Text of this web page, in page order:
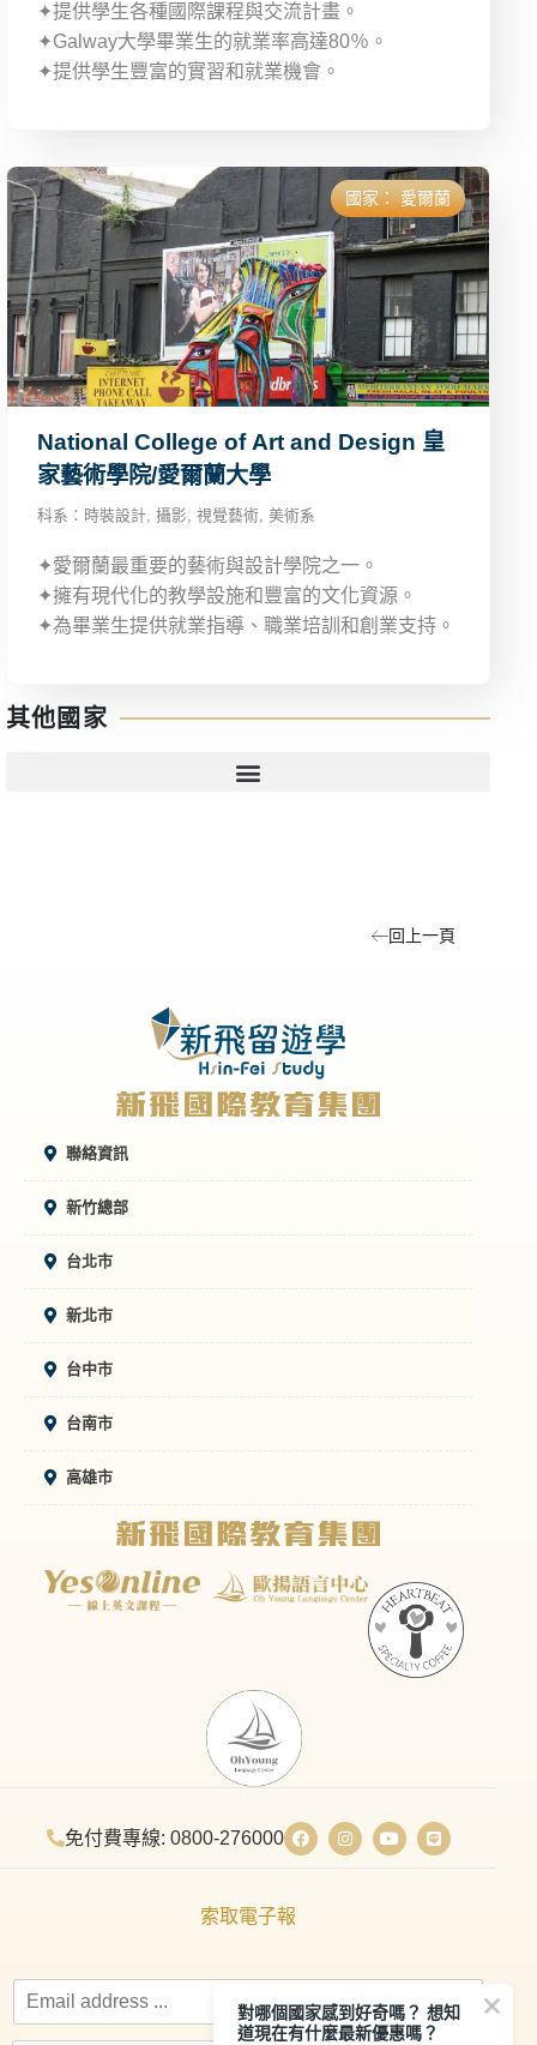
✦提供學生各種國際課程與交流計畫。
✦Galway大學畢業生的就業率高達80％。
✦提供學生豐富的實習和就業機會。
國家： 愛爾蘭
National College of Art and Design 皇
家藝術學院/愛爾蘭大學
科系： 時裝設計, 攝影, 視覺藝術, 美術系
✦愛爾蘭最重要的藝術與設計學院之一。
✦擁有現代化的教學設施和豐富的文化資源。
✦為畢業生提供就業指導、職業培訓和創業支持。
其他國家
回上一頁
聯絡資訊
新竹總部
台北市
新北市
台中市
台南市
高雄市
免付費專線: 0800-276000
索取電子報
對哪個國家感到好奇嗎？ 想知
道現在有什麼最新優惠嗎？